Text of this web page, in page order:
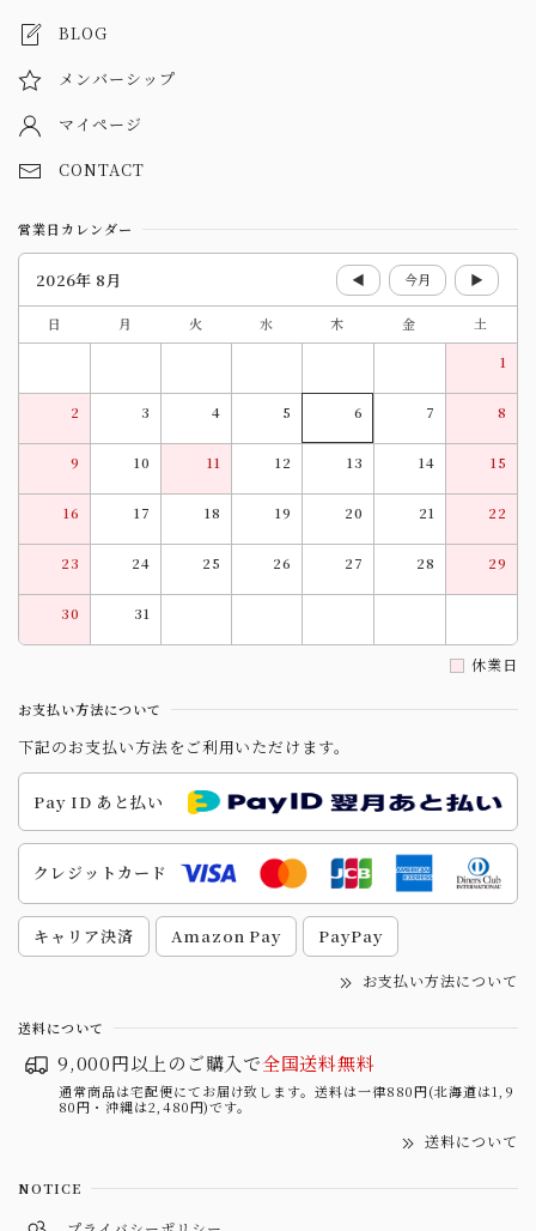
BLOG
メンバーシップ
マイページ
CONTACT
営業日カレンダー
2026年 8月 ◀ 今月 ▶
日 月 火 水 木 金
土
1
2 3 4 5 6 7 8
9 10 11 12 13 14 15
16 17 18 19 20 21 22
23 24 25 26 27 28 29
30 31
休業日
お支払い方法について
下記のお支払い方法をご利用いただけます。
Pay ID あと払い
クレジットカード
キャリア決済 Amazon Pay PayPay
お支払い方法について
送料について
9,000円以上のご購入で全国送料無料
通常商品は宅配便にてお届け致します。送料は一律880円(北海道は1,9
80円・沖縄は2,480円)です。
送料について
NOTICE